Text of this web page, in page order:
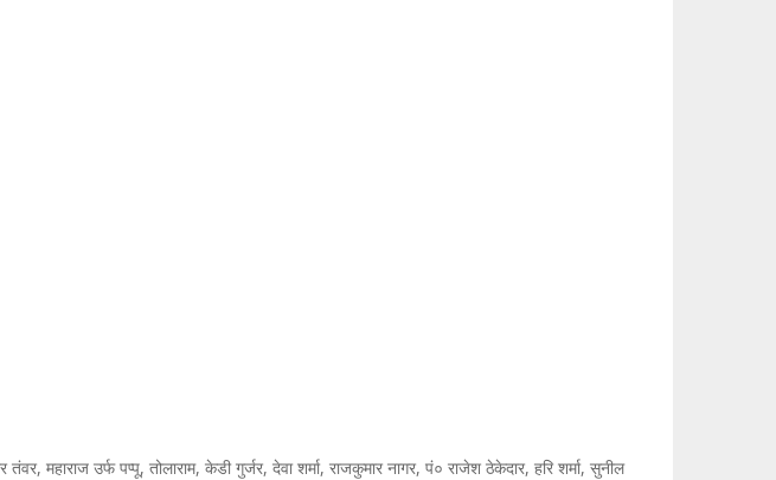
महाराज उर्फ पप्पू, तोलाराम, केडी गुर्जर, देवा शर्मा, राजकुमार नागर, पं० राजेश ठेकेदार, हरि शर्मा, सुनील